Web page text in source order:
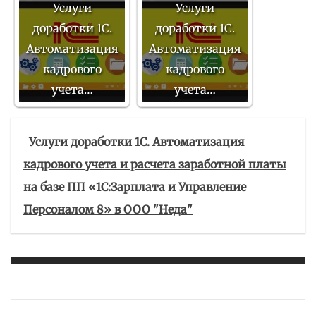
Услуги
доработки 1С.
Автоматизация
кадрового
учета…
Услуги
доработки 1С.
Автоматизация
кадрового
учета…
Услуги доработки 1С. Автоматизация
кадрового учета и расчета заработной платы
на базе ПП «1С:Зарплата и Управление
Персоналом 8» в ООО "Неда"